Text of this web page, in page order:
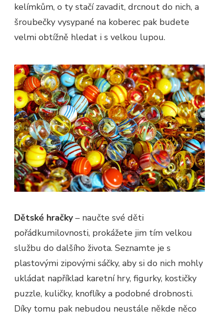
kelímkům, o ty stačí zavadit, drcnout do nich, a
šroubečky vysypané na koberec pak budete
velmi obtížně hledat i s velkou lupou.
Dětské hračky– naučte své děti
pořádkumilovnosti, prokážete jim tím velkou
službu do dalšího života. Seznamte je s
plastovými zipovými sáčky, aby si do nich mohly
ukládat například karetní hry, figurky, kostičky
puzzle, kuličky, knoflíky a podobné drobnosti.
Díky tomu pak nebudou neustále někde něco